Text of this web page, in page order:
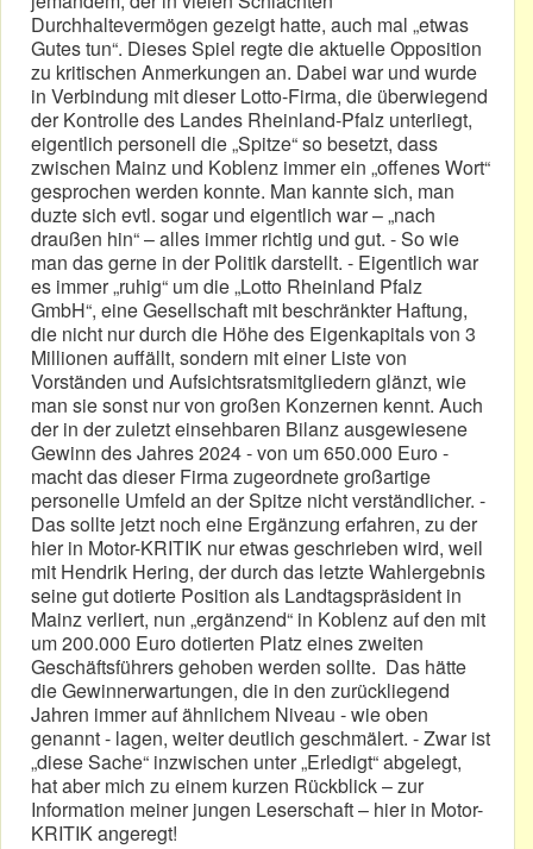
Durchhaltevermögen gezeigt hatte, auch mal „etwas
Gutes tun“. Dieses Spiel regte die aktuelle Opposition
zu kritischen Anmerkungen an. Dabei war und wurde
in Verbindung mit dieser Lotto-Firma, die überwiegend
der Kontrolle des Landes Rheinland-Pfalz unterliegt,
eigentlich personell die „Spitze“ so besetzt, dass
zwischen Mainz und Koblenz immer ein „offenes Wort“
gesprochen werden konnte. Man kannte sich, man
duzte sich evtl. sogar und eigentlich war – „nach
draußen hin“ – alles immer richtig und gut. - So wie
man das gerne in der Politik darstellt. - Eigentlich war
es immer „ruhig“ um die „Lotto Rheinland Pfalz
GmbH“, eine Gesellschaft mit beschränkter Haftung,
die nicht nur durch die Höhe des Eigenkapitals von 3
Millionen auffällt, sondern mit einer Liste von
Vorständen und Aufsichtsratsmitgliedern glänzt, wie
man sie sonst nur von großen Konzernen kennt. Auch
der in der zuletzt einsehbaren Bilanz ausgewiesene
Gewinn des Jahres 2024 - von um 650.000 Euro -
macht das dieser Firma zugeordnete großartige
personelle Umfeld an der Spitze nicht verständlicher. -
Das sollte jetzt noch eine Ergänzung erfahren, zu der
hier in Motor-KRITIK nur etwas geschrieben wird, weil
mit Hendrik Hering, der durch das letzte Wahlergebnis
seine gut dotierte Position als Landtagspräsident in
Mainz verliert, nun „ergänzend“ in Koblenz auf den mit
um 200.000 Euro dotierten Platz eines zweiten
Geschäftsführers gehoben werden sollte. Das hätte
die Gewinnerwartungen, die in den zurückliegend
Jahren immer auf ähnlichem Niveau - wie oben
genannt - lagen, weiter deutlich geschmälert. - Zwar ist
„diese Sache“ inzwischen unter „Erledigt“ abgelegt,
hat aber mich zu einem kurzen Rückblick – zur
Information meiner jungen Leserschaft – hier in Motor-
KRITIK angeregt!